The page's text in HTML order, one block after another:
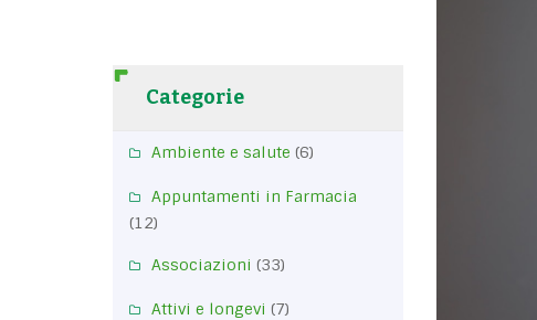
Categorie
Ambiente e salute (6)
Appuntamenti in Farmacia
(12)
Associazioni (33)
Attivi e longevi (7)